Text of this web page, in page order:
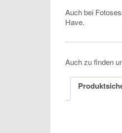
Auch bei
Have.
Auch zu finden